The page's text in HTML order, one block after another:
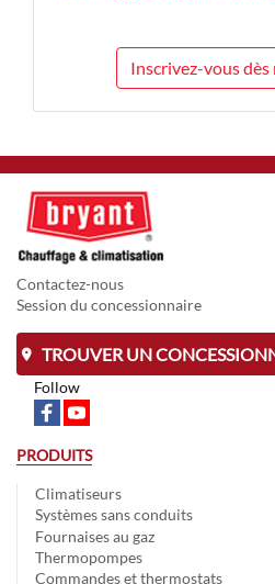
Inscrivez-vous
Contactez-nous
Session du concessionnaire
TROUVER UN
Follow
PRODUITS
Climatiseurs
Systèmes sans conduits
Fournaises au gaz
Thermopompes
Commandes et thermostats